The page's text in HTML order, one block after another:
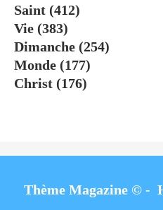
Saint (412)
Vie (383)
Dimanche (254)
Monde (177)
Christ (176)
Thème Magazine © -